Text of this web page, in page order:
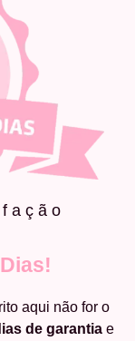
aqui não for o
de garantiae